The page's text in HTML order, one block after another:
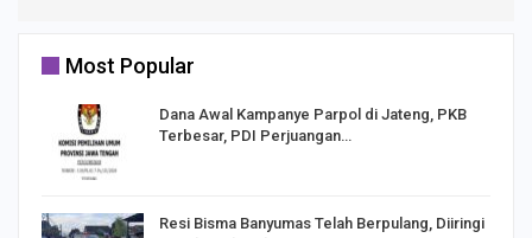
Most Popular
Dana Awal Kampanye Parpol di Jateng, PKB
Terbesar, PDI Perjuangan…
Resi Bisma Banyumas Telah Berpulang, Diiringi